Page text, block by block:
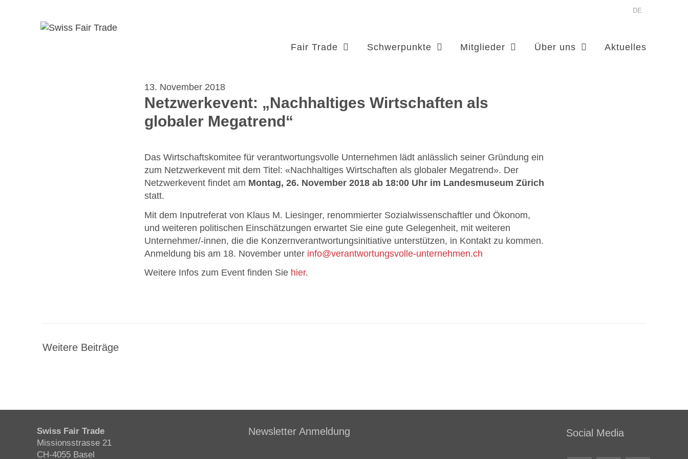
DE
Fair Trade Schwerpunkte Mitglieder Über uns Aktuelles
13. November 2018
Netzwerkevent: „Nachhaltiges Wirtschaften als
globaler Megatrend“
Das Wirtschaftskomitee für verantwortungsvolle Unternehmen lädt anlässlich seiner Gründung ein
zum Netzwerkevent mit dem Titel: «Nachhaltiges Wirtschaften als globaler Megatrend». Der
Netzwerkevent findet am Montag, 26. November 2018 ab 18:00 Uhr im Landesmuseum Zürich
statt.
Mit dem Inputreferat von Klaus M. Liesinger, renommierter Sozialwissenschaftler und Ökonom,
und weiteren politischen Einschätzungen erwartet Sie eine gute Gelegenheit, mit weiteren
Unternehmer/-innen, die die Konzernverantwortungsinitiative unterstützen, in Kontakt zu kommen.
Anmeldung bis am 18. November unter info@verantwortungsvolle-unternehmen.ch
Weitere Infos zum Event finden Sie hier.
Weitere Beiträge
Swiss Fair Trade
Missionsstrasse 21
CH-4055 Basel
Newsletter Anmeldung Social Media